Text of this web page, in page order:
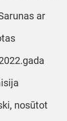
ar
nosūtot